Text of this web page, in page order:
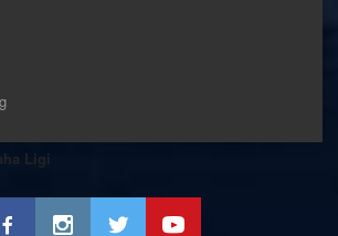
Ligi